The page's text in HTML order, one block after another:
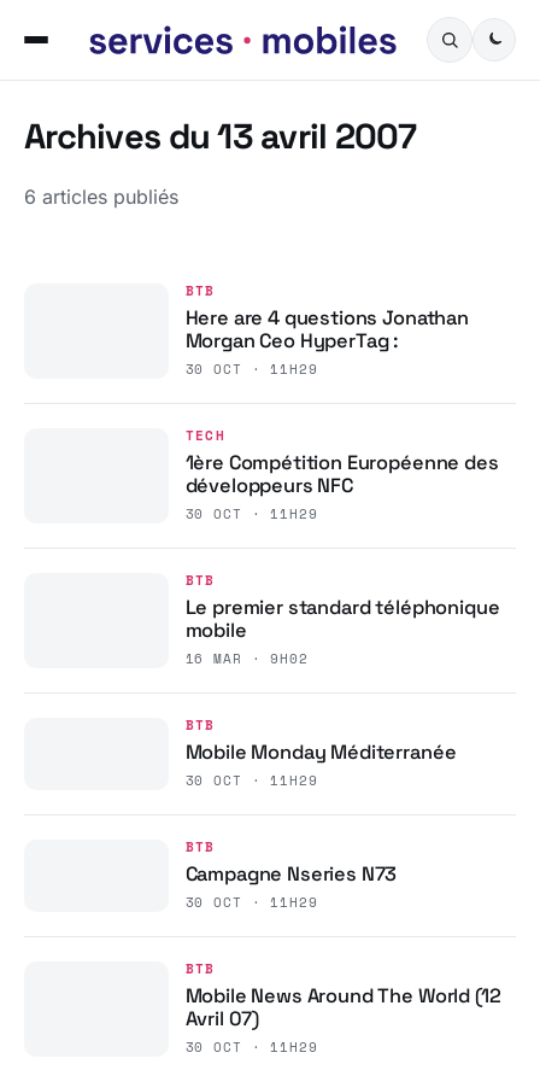
Archives du 13 avril 2007
6 articles publiés
BTB
Here are 4 questions Jonathan
Morgan Ceo HyperTag :
30 OCT · 11H29
TECH
1ère Compétition Européenne des
développeurs NFC
30 OCT · 11H29
BTB
Le premier standard téléphonique
mobile
16 MAR · 9H02
BTB
Mobile Monday Méditerranée
30 OCT · 11H29
BTB
Campagne Nseries N73
30 OCT · 11H29
BTB
Mobile News Around The World (12
Avril 07)
30 OCT · 11H29